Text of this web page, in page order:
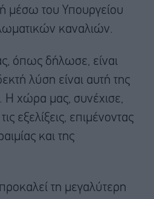
μέσω του Υπουργείου
καναλιών.
όπως δήλωσε, είναι
λύση είναι αυτή της
Η χώρα μας, συνέχισε,
εξελίξεις, επιμένοντας
και της
τη μεγαλύτερη